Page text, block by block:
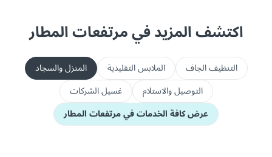
اكتشف المزيد في مرتفعات المطار
التنظيف الجاف الملابس التقليدية
المنزل والسجاد
التوصيل والاستلام
غسيل الشركات
عرض كافة الخدمات في مرتفعات المطار